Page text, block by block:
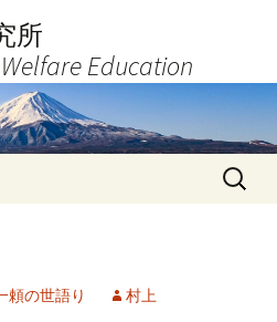
所
Education
検
索:
頼の世語り 村上